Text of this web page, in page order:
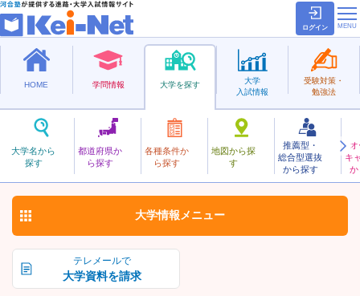
ログイン
HOME 学問情報 大学を探す
大学名から
探す
都道府県か
ら探す
各種条件か
ら探す
地図から探
す
推薦型・
総合型選抜
から探す
キ
か
大学
入試情報
受験対策・
勉強法
私立
ひろしまこくさい
広島国際大学 お気に入り
テレメールで
大学資料を請求
大学情報 メニュー